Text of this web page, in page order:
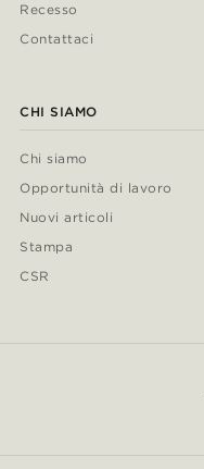
Recesso
Contattaci
CHI SIAMO
Chi siamo
Opportunità di lavoro
Nuovi articoli
Stampa
CSR